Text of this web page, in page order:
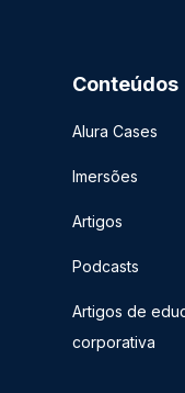
Conteúdos
Alura Cases
Imersões
Artigos
Podcasts
Artigos de
corporativa